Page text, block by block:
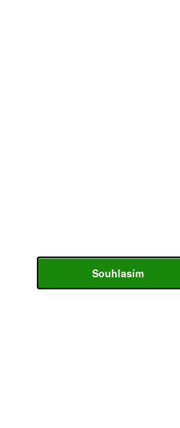
Souhlasím